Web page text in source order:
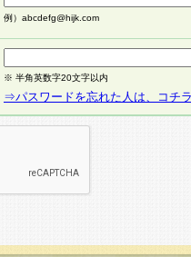
例）abcdefg@hijk.com
※ 半角英数字20文字以内
⇒パスワードを忘れた人は、コチ